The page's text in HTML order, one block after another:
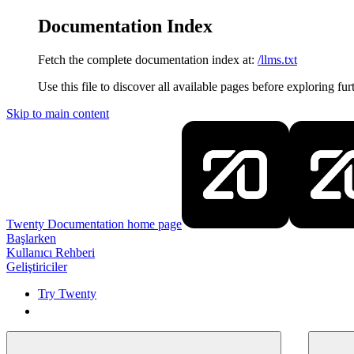
Documentation Index
Fetch the complete documentation index at: /llms.txt
Use this file to discover all available pages before exploring
Skip to main content
Twenty Documentation home page
Başlarken
Kullanıcı Rehberi
Geliştiriciler
Try Twenty